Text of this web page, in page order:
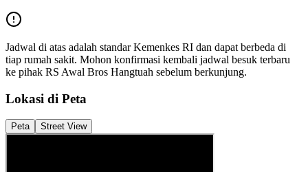
Jadwal di atas adalah standar Kemenkes RI dan dapat berbeda di
tiap rumah sakit. Mohon konfirmasi kembali jadwal besuk terbaru
ke pihak RS Awal Bros Hangtuah sebelum berkunjung.
Lokasi di Peta
Peta Street View